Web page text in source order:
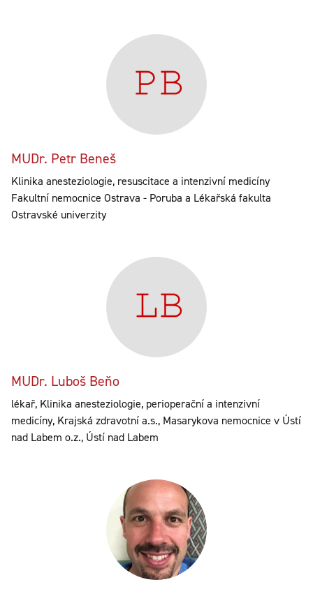
MUDr. Petr Beneš
Klinika anesteziologie, resuscitace a intenzivní medicíny
Fakultní nemocnice Ostrava - Poruba a Lékařská fakulta
Ostravské univerzity
MUDr. Luboš Beňo
lékař, Klinika anesteziologie, perioperační a intenzivní
medicíny, Krajská zdravotní a.s., Masarykova nemocnice v Ústí
nad Labem o.z., Ústí nad Labem